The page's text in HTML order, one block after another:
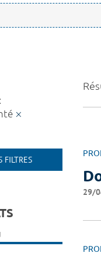
29/
FILTRES